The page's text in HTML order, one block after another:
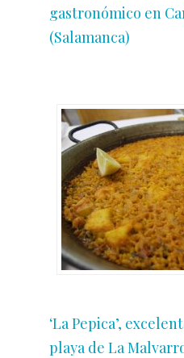
gastronómico en
(Salamanca)
‘La Pepica’,
playa de La